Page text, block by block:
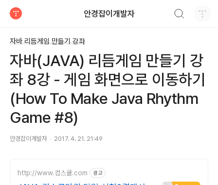
안경잡이개발자
자바 리듬게임 만들기 강좌
자바(JAVA) 리듬게임 만들기 강
좌 8강 - 게임 화면으로 이동하기
(How To Make Java Rhythm
Game #8)
안경잡이개발자 2017. 4. 21. 21:49
http://www.컴스쿨.com 광고